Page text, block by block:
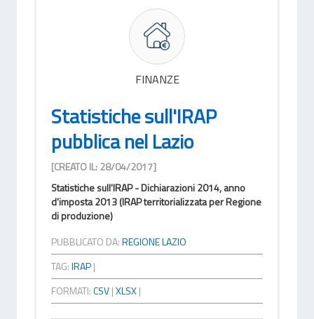
FINANZE
Statistiche sull'IRAP
pubblica nel Lazio
[CREATO IL: 28/04/2017]
Statistiche sull'IRAP - Dichiarazioni 2014, anno
d'imposta 2013 (IRAP territorializzata per Regione
di produzione)
PUBBLICATO DA:REGIONE LAZIO
TAG:IRAP|
FORMATI:CSV|XLSX|